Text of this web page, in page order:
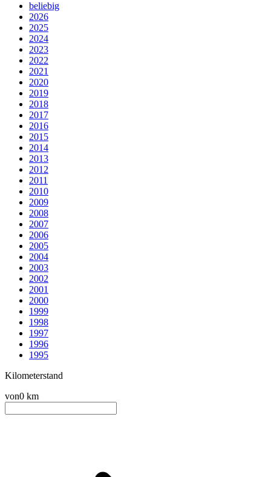
beliebig
2026
2025
2024
2023
2022
2021
2020
2019
2018
2017
2016
2015
2014
2013
2012
2011
2010
2009
2008
2007
2006
2005
2004
2003
2002
2001
2000
1999
1998
1997
1996
1995
Kilometerstand
von0 km